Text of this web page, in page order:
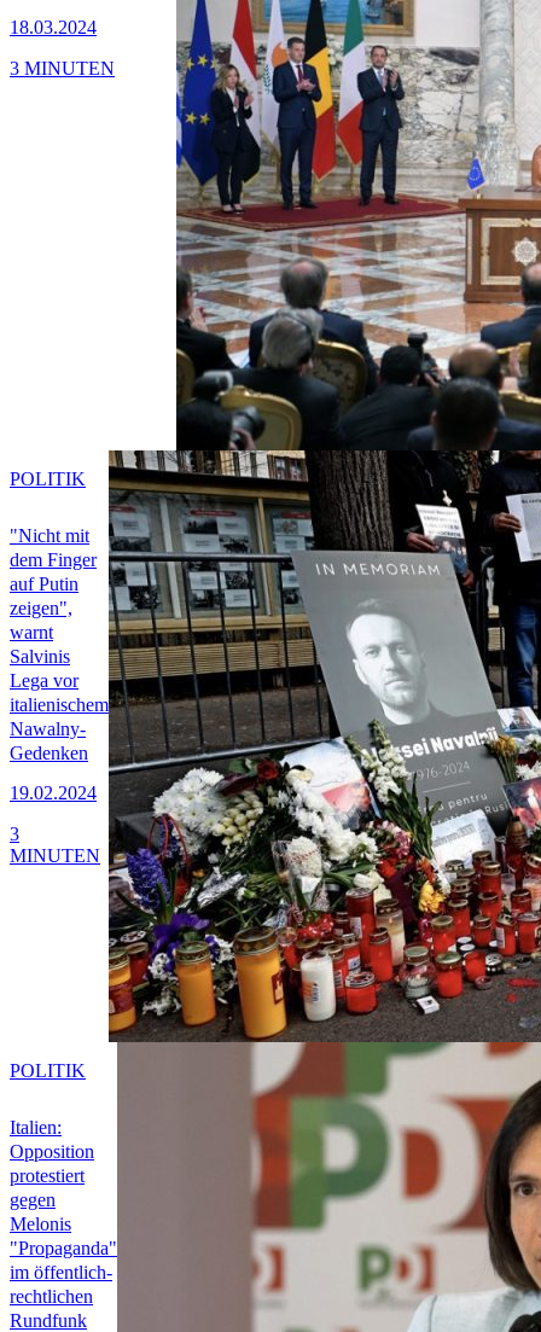
18.03.2024
3 MINUTEN
"Nicht mit
dem Finger
auf Putin
zeigen",
warnt
Salvinis
Lega vor
italienischem
Nawalny-
Gedenken
19.02.2024
POLITIK
3
MINUTEN
Italien:
Opposition
protestiert
gegen
Melonis
"Propaganda"
im öffentlich-
rechtlichen
Rundfunk
POLITIK